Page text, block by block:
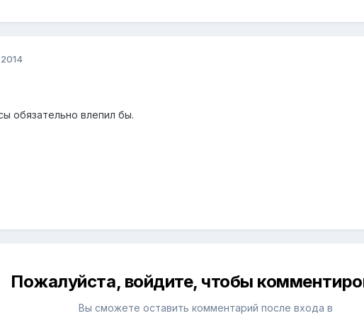
обязательно влепил бы.
Пожалуйста, войдите, чтобы
Вы сможете оставить комментарий после входа в